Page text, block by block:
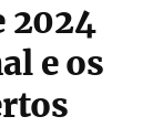
2024
e os